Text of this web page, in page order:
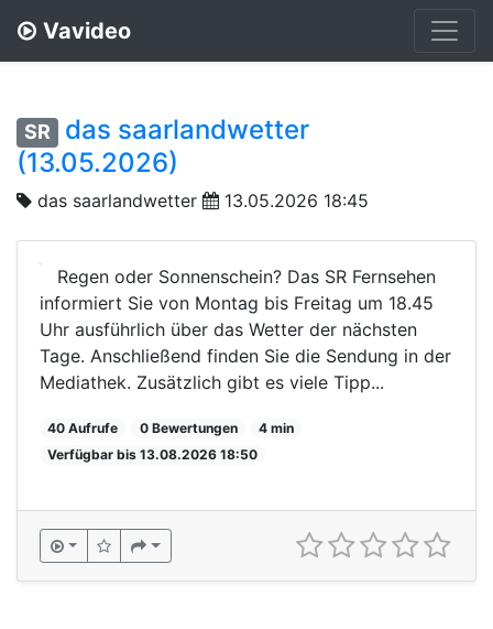
Vavideo
SR
das saarlandwetter
(13.05.2026)
das saarlandwetter 13.05.2026 18:45
Regen oder Sonnenschein? Das SR Fernsehen
informiert Sie von Montag bis Freitag um 18.45
Uhr ausführlich über das Wetter der nächsten
Tage. Anschließend finden Sie die Sendung in der
Mediathek. Zusätzlich gibt es viele Tipp...
40 Aufrufe 0 Bewertungen
4 min
Verfügbar bis 13.08.2026 18:50